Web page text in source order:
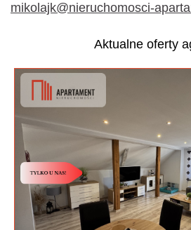
mikolajk@nieruchomosci-
Aktualne oferty